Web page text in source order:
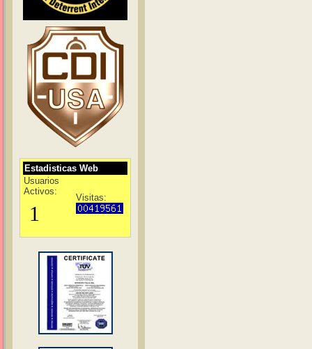
Estadisticas Web
Usuarios
Activos:
Visitas: